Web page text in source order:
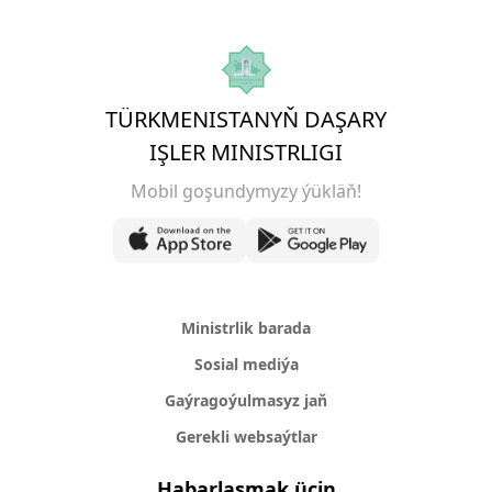
TÜRKMENISTANYŇ DAŞARY
IŞLER MINISTRLIGI
Mobil goşundymyzy ýükläň!
Ministrlik barada
Sosial mediýa
Gaýragoýulmasyz jaň
Gerekli websaýtlar